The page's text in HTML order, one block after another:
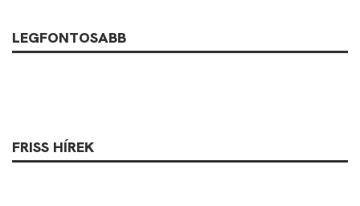
LEGFONTOSABB
FRISS HÍREK